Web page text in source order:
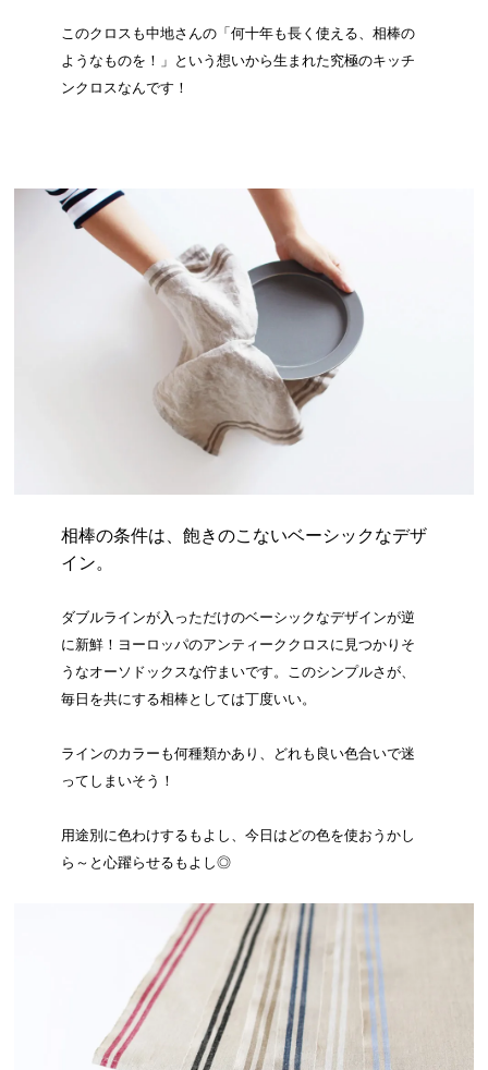
このクロスも中地さんの「何十年も長く使える、相棒の
ようなものを！」という想いから生まれた究極のキッチ
ンクロスなんです！
相棒の条件は、飽きのこないベーシックなデザ
イン。
ダブルラインが入っただけのベーシックなデザインが逆
に新鮮！ヨーロッパのアンティーククロスに見つかりそ
うなオーソドックスな佇まいです。このシンプルさが、
毎日を共にする相棒としては丁度いい。
ラインのカラーも何種類かあり、どれも良い色合いで迷
ってしまいそう！
用途別に色わけするもよし、今日はどの色を使おうかし
ら～と心躍らせるもよし◎